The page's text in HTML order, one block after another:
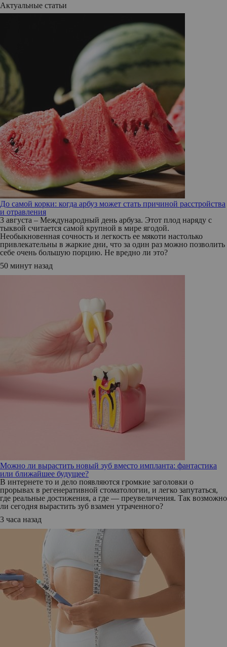
Актуальные статьи
До самой корки: когда арбуз может стать причиной расстройства
и отравления
3 августа – Международный день арбуза. Этот плод наряду с
тыквой считается самой крупной в мире ягодой.
Необыкновенная сочность и легкость ее мякоти настолько
привлекательны в жаркие дни, что за один раз можно позволить
себе очень большую порцию. Не вредно ли это?
50 минут назад
Можно ли вырастить новый зуб вместо импланта: фантастика
или ближайшее будущее?
В интернете то и дело появляются громкие заголовки о
прорывах в регенеративной стоматологии, и легко запутаться,
где реальные достижения, а где — преувеличения. Так возможно
ли сегодня вырастить зуб взамен утраченного?
3 часа назад